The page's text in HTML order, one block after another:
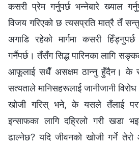
कसरी प्रेम गर्नुपर्छ भन्‍नेबारे ख्याल
विजय गरिएको छ त्यसप्रति मात्रै तँ
अगाडि रहेको मार्गमा कसरी
गर्नैपर्छ। तँसँग सिद्ध पारिनका लागि
आफूलाई सधैँ असक्षम ठान्‍नु हुँदैन। के
सत्यताले मानिसहरूलाई जानीजानी
खोजी गरिस्‌ भने, के यसले तँलाई
इन्साफका लागि दह्रिलो गरी
ढाल्‍नेछ? यदि जीवनको खोजी गर्ने